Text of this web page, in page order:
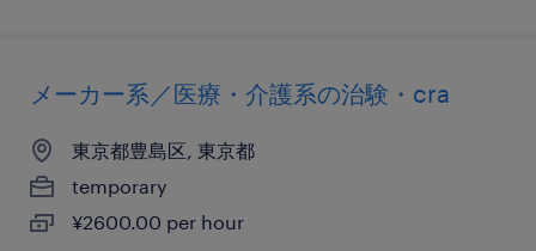
メーカー系／医療・介護系の治験・cra
東京都豊島区, 東京都
temporary
¥2600.00 per hour